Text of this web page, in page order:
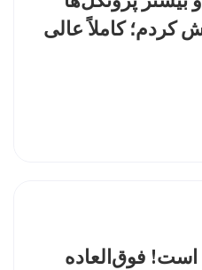
کردم؛ کاملاً عالی
فوق‌العاده